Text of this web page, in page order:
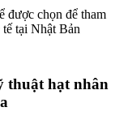
được chọn để tham
tế tại Nhật Bản
thuật hạt nhân